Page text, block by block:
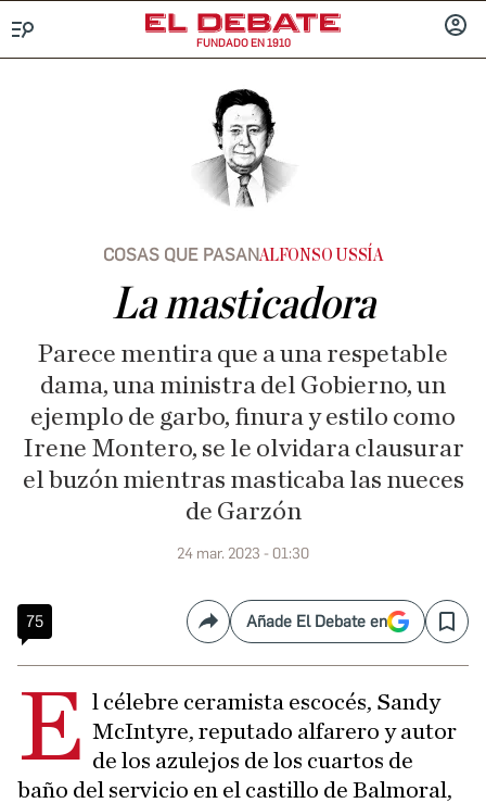
FUNDADO EN 1910
COSAS QUE PASANALFONSO USSÍA
La masticadora
Parece mentira que a una respetable
dama, una ministra del Gobierno, un
ejemplo de garbo, finura y estilo como
Irene Montero, se le olvidara clausurar
el buzón mientras masticaba las nueces
de Garzón
24 mar. 2023 - 01:30
75 CompartirAñade El Debate en Save
E l célebre ceramista escocés, Sandy
McIntyre, reputado alfarero y autor
de los azulejos de los cuartos de
baño del servicio en el castillo de Balmoral,